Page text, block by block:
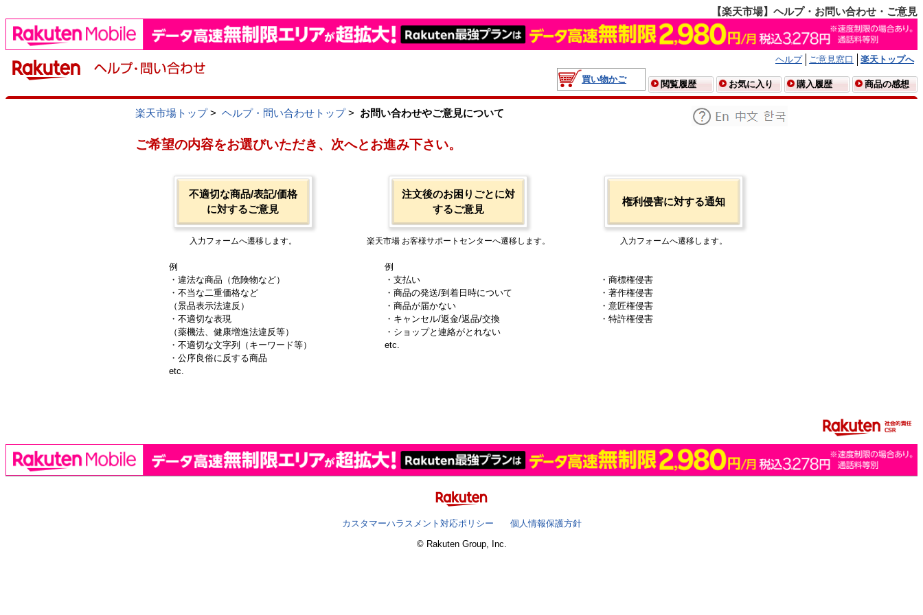
【楽天市場】ヘルプ・お問い合わせ・ご意見
ヘルプ ご意見窓口
楽天トップへ
買い物かご
閲覧履歴 お気に入り 購入履歴 商品の感想
楽天市場トップ> ヘルプ・問い合わせトップ> お問い合わせやご意見について
ご希望の内容をお選びいただき、次へとお進み下さい。
不適切な商品/表記/価格
に対するご意見
入力フォームへ遷移します。
例
・違法な商品（危険物など）
・不当な二重価格など
（景品表示法違反）
・不適切な表現
（薬機法、健康増進法違反等）
・不適切な文字列（キーワード等）
・公序良俗に反する商品
etc.
注文後のお困りごとに対
するご意見
楽天市場 お客様サポートセンターへ遷移します。
例
・支払い
・商品の発送/到着日時について
・商品が届かない
・キャンセル/返金/返品/交換
・ショップと連絡がとれない
etc.
権利侵害に対する通知
入力フォームへ遷移します。
・商標権侵害
・著作権侵害
・意匠権侵害
・特許権侵害
カスタマーハラスメント対応ポリシー
個人情報保護方針
© Rakuten Group, Inc.